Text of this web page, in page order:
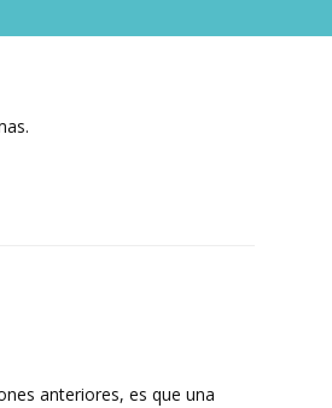
anteriores, es que una